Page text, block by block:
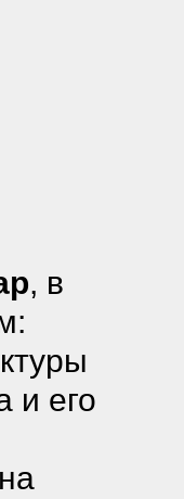
, в
и его